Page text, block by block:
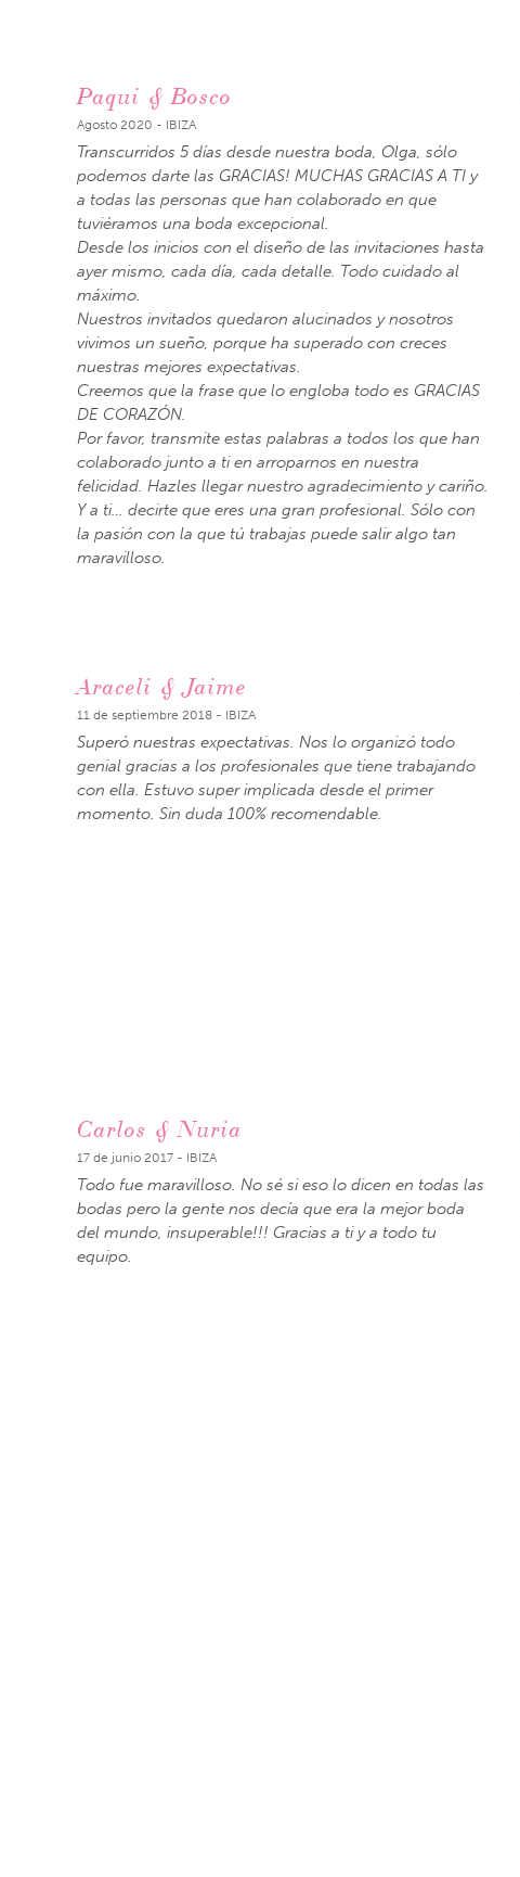
Paqui & Bosco
Agosto 2020 - IBIZA
Transcurridos 5 días desde nuestra boda, Olga, sólo
podemos darte las GRACIAS! MUCHAS GRACIAS A TI y
a todas las personas que han colaborado en que
tuviéramos una boda excepcional.
Desde los inicios con el diseño de las invitaciones hasta
ayer mismo, cada día, cada detalle. Todo cuidado al
máximo.
Nuestros invitados quedaron alucinados y nosotros
vivimos un sueño, porque ha superado con creces
nuestras mejores expectativas.
Creemos que la frase que lo engloba todo es GRACIAS
DE CORAZÓN.
Por favor, transmite estas palabras a todos los que han
colaborado junto a ti en arroparnos en nuestra
felicidad. Hazles llegar nuestro agradecimiento y cariño.
Y a ti… decirte que eres una gran profesional. Sólo con
la pasión con la que tú trabajas puede salir algo tan
maravilloso.
Araceli & Jaime
11 de septiembre 2018 - IBIZA
Superó nuestras expectativas. Nos lo organizó todo
genial gracias a los profesionales que tiene trabajando
con ella. Estuvo super implicada desde el primer
momento. Sin duda 100% recomendable.
Carlos & Nuria
17 de junio 2017 - IBIZA
Todo fue maravilloso. No sé si eso lo dicen en todas las
bodas pero la gente nos decía que era la mejor boda
del mundo, insuperable!!! Gracias a ti y a todo tu
equipo.